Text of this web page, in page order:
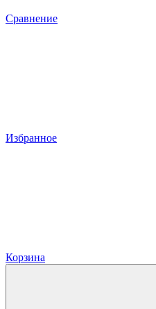
Сравнение
Избранное
Корзина